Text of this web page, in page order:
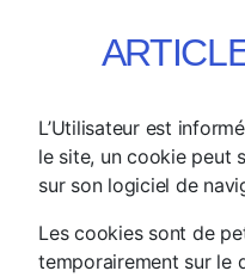
L’Utilisateur est
le site, un cookie peut
sur son logiciel de
Les cookies sont de
temporairement sur le